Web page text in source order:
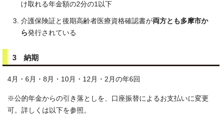
け取れる年金額の2分の1以下
介護保険証と後期高齢者医療資格確認書が両方とも多摩市か
ら発行されている
3 納期
4月・6月・8月・10月・12月・2月の年6回
※公的年金からの引き落としを、口座振替によるお支払いに変更
可。詳しくは以下を参照。